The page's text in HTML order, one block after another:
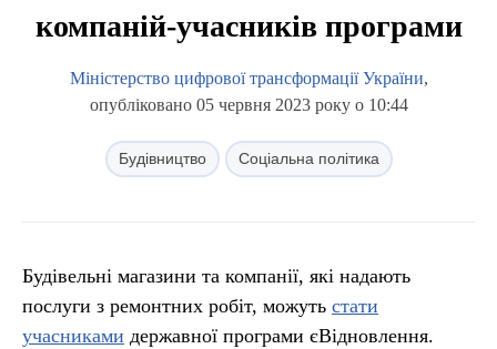
компаній-учасників програми
Міністерство цифрової трансформації України,
опубліковано 05 червня 2023 року о 10:44
Будівництво Соціальна політика
Будівельні магазини та компанії, які надають
послуги з ремонтних робіт, можуть стати
учасниками державної програми єВідновлення.